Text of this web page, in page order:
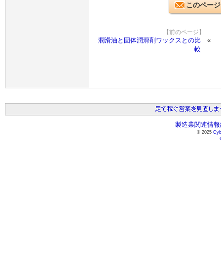
このペー
【前のページ】
潤滑油と固体潤滑剤ワックスとの比
較
製造業関連情
© 2025